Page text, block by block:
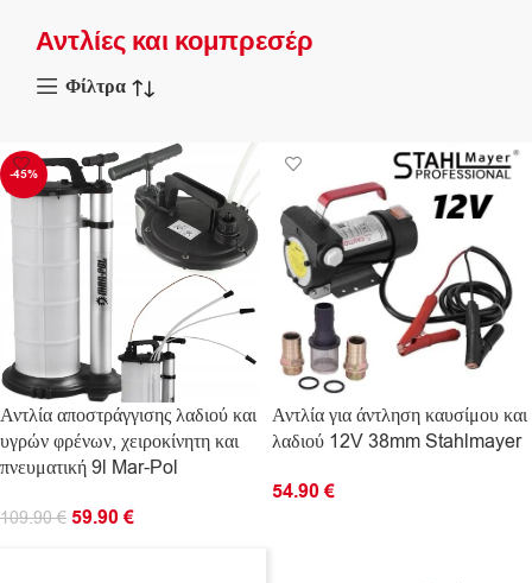
Αντλίες και κομπρεσέρ
Φίλτρα
-45%
Αντλία αποστράγγισης λαδιού και
υγρών φρένων, χειροκίνητη και
πνευματική 9l Mar-Pol
109.90€ 59.90€
Αντλία για άντληση καυσίμου και
λαδιού 12V 38mm Stahlmayer
54.90€